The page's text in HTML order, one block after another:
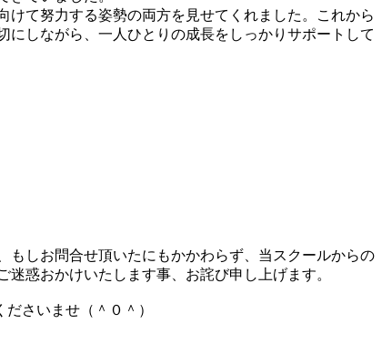
て努力する姿勢の両方を見せてくれました。これから
にしながら、一人ひとりの成長をしっかりサポートして
しお問合せ頂いたにもかかわらず、当スクールからの
惑おかけいたします事、お詫び申し上げます。
さいませ（＾０＾）